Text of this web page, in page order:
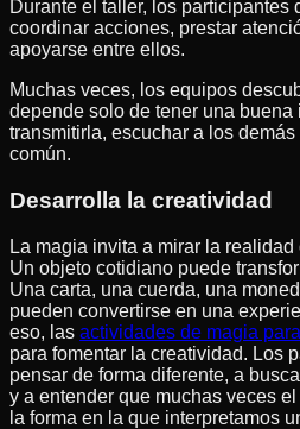
Durante el taller, los participantes
coordinar acciones, prestar
apoyarse entre ellos.
Muchas veces, los equipos
depende solo de tener una buena
transmitirla, escuchar a los
común.
Desarrolla la creatividad
La magia invita a mirar la
Un objeto cotidiano puede
Una carta, una cuerda, una
pueden convertirse en una
eso, las actividades de magia
para fomentar la creatividad. Los
pensar de forma diferente, a
y a entender que muchas veces
la forma en la que interpretamos